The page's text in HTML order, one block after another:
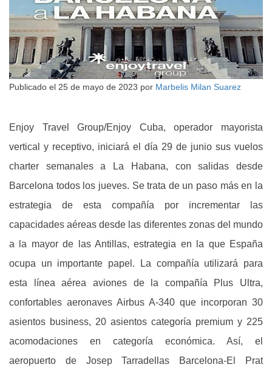
Publicado el 25 de mayo de 2023 por Marbelis Milan Suarez
Enjoy Travel Group/Enjoy Cuba, operador mayorista
vertical y receptivo, iniciará el día 29 de junio sus vuelos
charter semanales a La Habana, con salidas desde
Barcelona todos los jueves. Se trata de un paso más en la
estrategia de esta compañía por incrementar las
capacidades aéreas desde las diferentes zonas del mundo
a la mayor de las Antillas, estrategia en la que España
ocupa un importante papel. La compañía utilizará para
esta línea aérea aviones de la compañía Plus Ultra,
confortables aeronaves Airbus A-340 que incorporan 30
asientos business, 20 asientos categoría premium y 225
acomodaciones en categoría económica. Así, el
aeropuerto de Josep Tarradellas Barcelona-El Prat